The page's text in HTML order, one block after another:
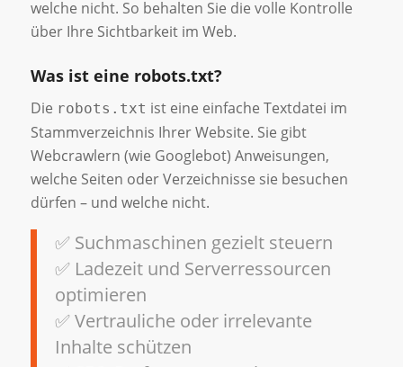
welche nicht. So behalten Sie die volle Kontrolle
über Ihre Sichtbarkeit im Web.
Was ist eine robots.txt?
Die robots.txt ist eine einfache Textdatei im
Stammverzeichnis Ihrer Website. Sie gibt
Webcrawlern (wie Googlebot) Anweisungen,
welche Seiten oder Verzeichnisse sie besuchen
dürfen – und welche nicht.
✅ Suchmaschinen gezielt steuern
✅ Ladezeit und Serverressourcen
optimieren
✅ Vertrauliche oder irrelevante
Inhalte schützen